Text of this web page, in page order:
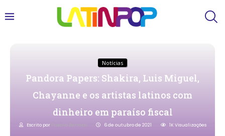
Notícias
Pandora Papers: Shakira, Luis Miguel,
Chayanne e os artistas latinos com
dinheiro em paraíso fiscal
Escrito por Priscila Bertozzi 6 de outubro de 2021 1K Visualizações